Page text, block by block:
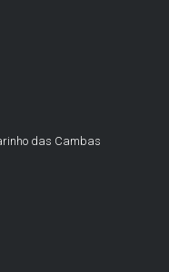
das Cambas